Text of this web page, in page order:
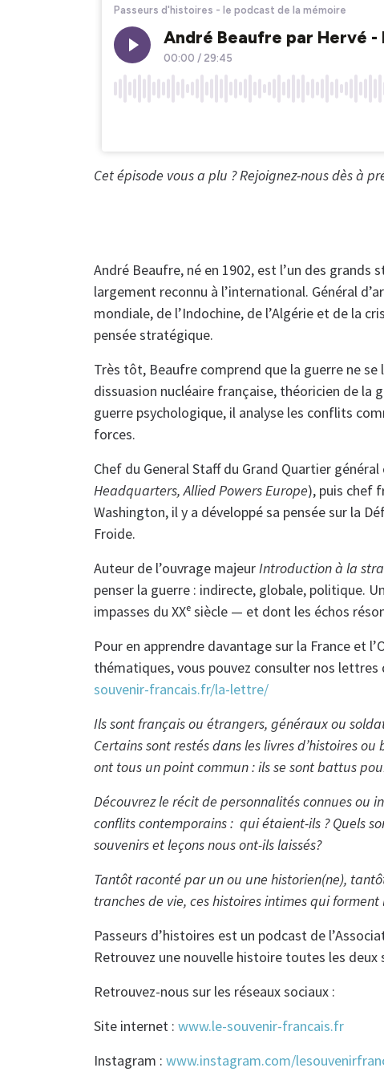
Cet épisode vous a plu ? Rejoignez-nous dès à
André Beaufre, né en 1902, est l’un des grands
largement reconnu à l’international. Général
mondiale, de l’Indochine, de l’Algérie et de la
pensée stratégique.
Très tôt, Beaufre comprend que la guerre ne
dissuasion nucléaire française, théoricien de la
guerre psychologique, il analyse les conflits
forces.
Chef du General Staff du Grand Quartier
Headquarters, Allied Powers Europe), puis chef
Washington, il y a développé sa pensée sur la
Froide.
Auteur de l’ouvrage majeur Introduction à la
penser la guerre : indirecte, globale, politique.
impasses du XXᵉ siècle — et dont les échos
Pour en apprendre davantage sur la France et
thématiques, vous pouvez consulter nos
souvenir-francais.fr/la-lettre/
Ils sont français ou étrangers, généraux ou
Certains sont restés dans les livres d’histoires
ont tous un point commun : ils se sont battus
Découvrez le récit de personnalités connues ou
conflits contemporains : qui étaient-ils ? Quels
souvenirs et leçons nous ont-ils laissés?
Tantôt raconté par un ou une historien(ne),
tranches de vie, ces histoires intimes qui
Passeurs d’histoires est un podcast de
Retrouvez une nouvelle histoire toutes les deux
Retrouvez-nous sur les réseaux sociaux :
Site internet : www.le-souvenir-francais.fr
Instagram : www.instagram.com/